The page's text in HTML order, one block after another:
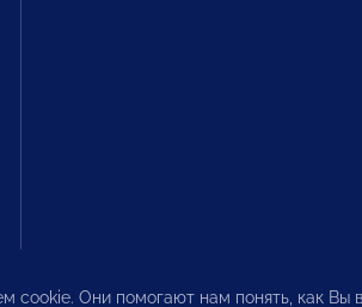
cookie. Они помогают нам понять, как Вы